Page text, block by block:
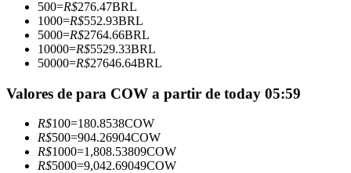
Desfrute da partilha de lucros e comissões de copy trading
500=R$276.47BRL
1000=R$552.93BRL
5000=R$2764.66BRL
10000=R$5529.33BRL
50000=R$27646.64BRL
Valores de para COW a partir de today 05:59
R$100=180.8538COW
R$500=904.26904COW
R$1000=1,808.53809COW
R$5000=9,042.69049COW